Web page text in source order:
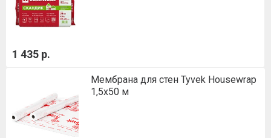
1 435 р.
Мембрана для стен Tyvek Housewrap
1,5х50 м